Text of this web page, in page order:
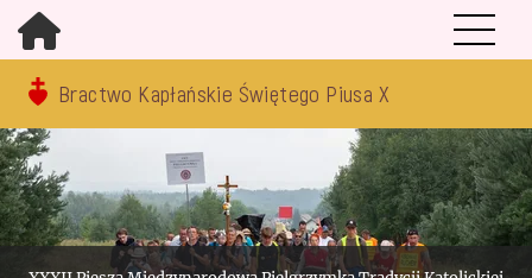
Bractwo Kapłańskie Świętego Piusa X